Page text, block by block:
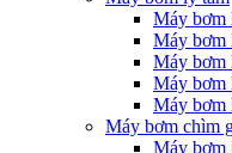
Máy bơm
Máy bơm
Máy bơm
Máy bơm
Máy bơm
Máy bơm chìm
Máy bơm